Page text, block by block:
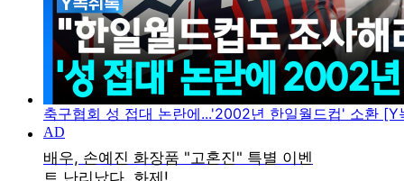
축구협회 성 접대 논란에...'2002년 한일월드컵' 소환 [Y